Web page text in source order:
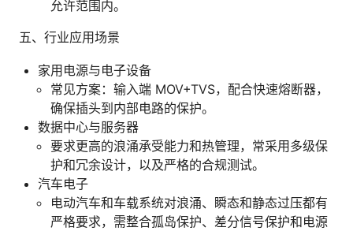
允许范围内。
五、行业应用场景
家用电源与电子设备
常见方案：输入端 MOV+TVS，配合快速熔断器，
确保插头到内部电路的保护。
数据中心与服务器
要求更高的浪涌承受能力和热管理，常采用多级保
护和冗余设计，以及严格的合规测试。
汽车电子
电动汽车和车载系统对浪涌、瞬态和静态过压都有
严格要求，需整合孤岛保护、差分信号保护和电源